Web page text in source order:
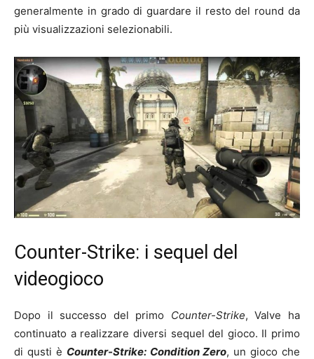
generalmente in grado di guardare il resto del round da
più visualizzazioni selezionabili.
Counter-Strike: i sequel del
videogioco
Dopo il successo del primo Counter-Strike, Valve ha
continuato a realizzare diversi sequel del gioco. Il primo
di qusti è Counter-Strike: Condition Zero, un gioco che